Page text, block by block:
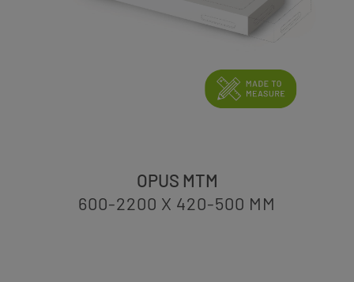
OPUS MTM
600-2200 X 420-500 MM